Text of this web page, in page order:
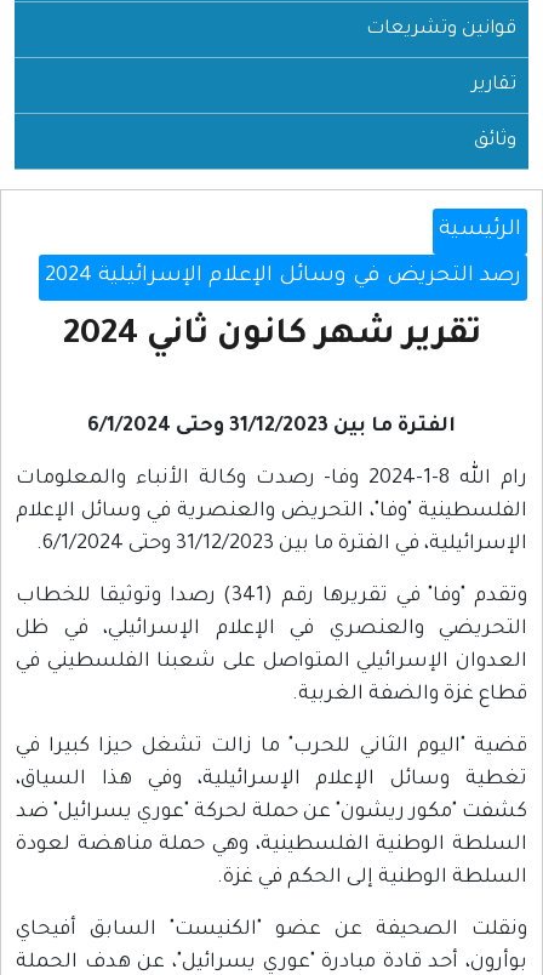
قوانين وتشريعات
تقارير
وثائق
الرئيسية
رصد التحريض في وسائل الإعلام الإسرائيلية 2024
تقرير شهر كانون ثاني 2024
الفترة ما بين 31/12/2023 وحتى 6/1/2024
رام الله 8-1-2024 وفا- رصدت وكالة الأنباء والمعلومات
الفلسطينية "وفا"، التحريض والعنصرية في وسائل الإعلام
الإسرائيلية، في الفترة ما بين 31/12/2023 وحتى 6/1/2024.
وتقدم "وفا" في تقريرها رقم (341) رصدا وتوثيقا للخطاب
التحريضي والعنصري في الإعلام الإسرائيلي، في ظل
العدوان الإسرائيلي المتواصل على شعبنا الفلسطيني في
قطاع غزة والضفة الغربية.
قضية "اليوم الثاني للحرب" ما زالت تشغل حيزا كبيرا في
تغطية وسائل الإعلام الإسرائيلية، وفي هذا السياق،
كشفت "مكور ريشون" عن حملة لحركة "عوري يسرائيل" ضد
السلطة الوطنية الفلسطينية، وهي حملة مناهضة لعودة
السلطة الوطنية إلى الحكم في غزة.
ونقلت الصحيفة عن عضو "الكنيست" السابق أفيحاي
بوأرون، أحد قادة مبادرة "عوري يسرائيل"، عن هدف الحملة